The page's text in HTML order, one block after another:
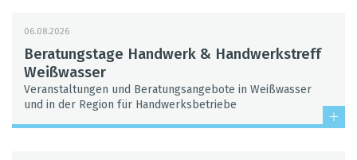
06.08.2026
Bera­tungs­tage Hand­werk & Hand­werks­treff
Weiß­was­ser
Ver­an­stal­tun­gen und Bera­tungs­an­ge­bote in Weiß­was­ser
und in der Region für Hand­werks­be­triebe